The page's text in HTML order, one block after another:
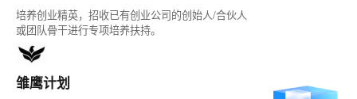
培养创业精英，招收已有创业公司的创始人/合伙人
或团队骨干进行专项培养扶持。
雏鹰计划